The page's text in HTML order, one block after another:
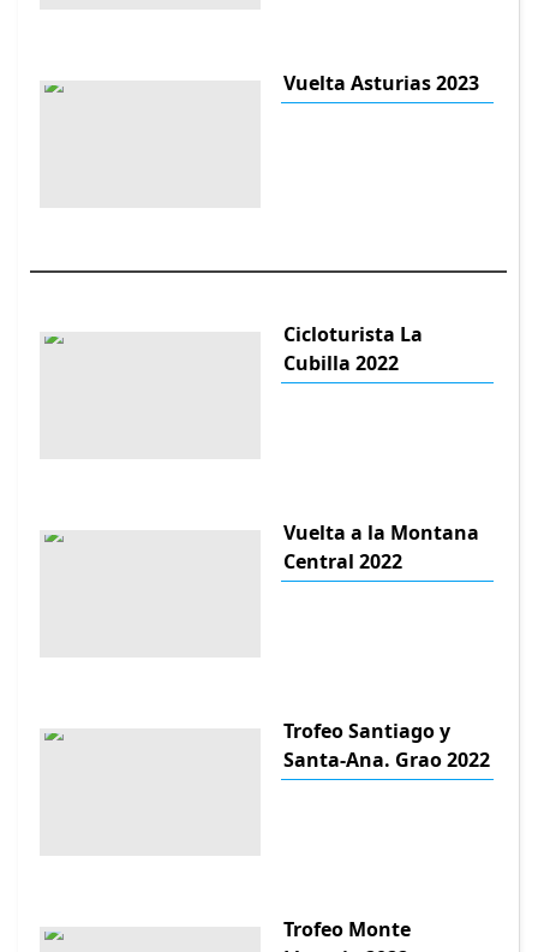
Vuelta Asturias 2023
Cicloturista La
Cubilla 2022
Vuelta a la Montana
Central 2022
Trofeo Santiago y
Santa-Ana. Grao 2022
Trofeo Monte